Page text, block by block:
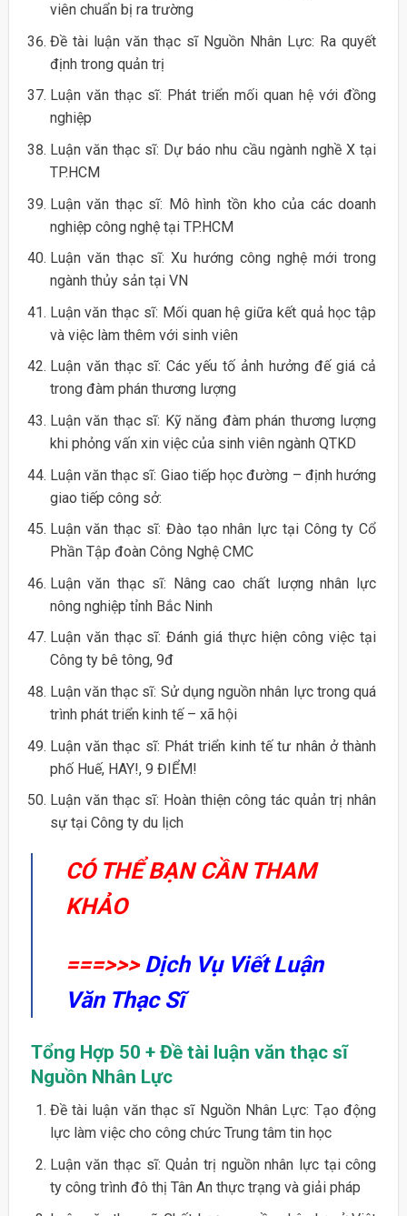
viên chuẩn bị ra trường
Đề tài luận văn thạc sĩ Nguồn Nhân Lực: Ra quyết
định trong quản trị
Luận văn thạc sĩ: Phát triển mối quan hệ với đồng
nghiệp
Luận văn thạc sĩ: Dự báo nhu cầu ngành nghề X tại
TP.HCM
Luận văn thạc sĩ: Mô hình tồn kho của các doanh
nghiệp công nghệ tại TP.HCM
Luận văn thạc sĩ: Xu hướng công nghệ mới trong
ngành thủy sản tại VN
Luận văn thạc sĩ: Mối quan hệ giữa kết quả học tập
và việc làm thêm với sinh viên
Luận văn thạc sĩ: Các yếu tố ảnh hưởng đế giá cả
trong đàm phán thương lượng
Luận văn thạc sĩ: Kỹ năng đàm phán thương lượng
khi phỏng vấn xin việc của sinh viên ngành QTKD
Luận văn thạc sĩ: Giao tiếp học đường – định hướng
giao tiếp công sở:
Luận văn thạc sĩ: Đào tạo nhân lực tại Công ty Cổ
Phần Tập đoàn Công Nghệ CMC
Luận văn thạc sĩ: Nâng cao chất lượng nhân lực
nông nghiệp tỉnh Bắc Ninh
Luận văn thạc sĩ: Đánh giá thực hiện công việc tại
Công ty bê tông, 9đ
Luận văn thạc sĩ: Sử dụng nguồn nhân lực trong quá
trình phát triển kinh tế – xã hội
Luận văn thạc sĩ: Phát triển kinh tế tư nhân ở thành
phố Huế, HAY!, 9 ĐIỂM!
Luận văn thạc sĩ: Hoàn thiện công tác quản trị nhân
sự tại Công ty du lịch
CÓ THỂ BẠN CẦN THAM
KHẢO
===>>> Dịch Vụ Viết Luận
Văn Thạc Sĩ
Tổng Hợp 50 + Đề tài luận văn thạc sĩ
Nguồn Nhân Lực
Đề tài luận văn thạc sĩ Nguồn Nhân Lực: Tạo động
lực làm việc cho công chức Trung tâm tin học
Luận văn thạc sĩ: Quản trị nguồn nhân lực tại công
ty công trình đô thị Tân An thực trạng và giải pháp